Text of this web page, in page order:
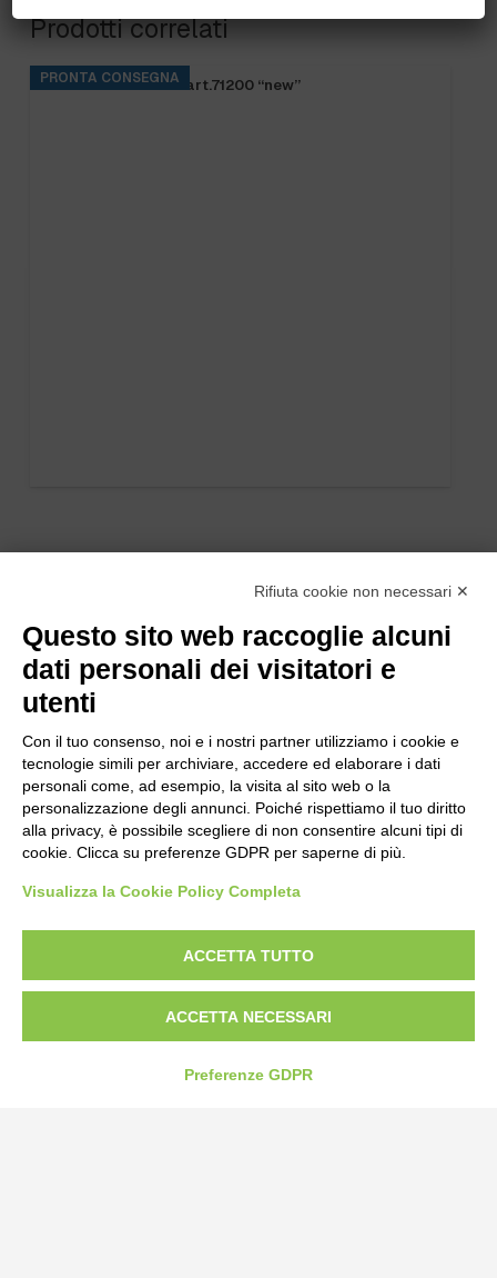
Prodotti correlati
PRONTA CONSEGNA
FRANGIA SOFT SR art.71200 “new”
Bogliano Srl
Borgo San Martino 44, 12060 Pocapaglia CN
Tel:0172-478161
Fax: 0172-487399
Rifiuta cookie non necessari ✕
Questo sito web raccoglie alcuni
dati personali dei visitatori e
utenti
Con il tuo consenso, noi e i nostri partner utilizziamo i cookie e
tecnologie simili per archiviare, accedere ed elaborare i dati
personali come, ad esempio, la visita al sito web o la
personalizzazione degli annunci. Poiché rispettiamo il tuo diritto
alla privacy, è possibile scegliere di non consentire alcuni tipi di
cookie. Clicca su preferenze GDPR per saperne di più.
Visualizza la Cookie Policy Completa
ACCETTA TUTTO
ACCETTA NECESSARI
Preferenze GDPR